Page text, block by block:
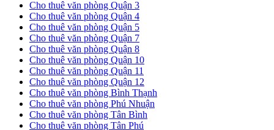
Cho thuê văn phòng Quận 3
Cho thuê văn phòng Quận 4
Cho thuê văn phòng Quận 5
Cho thuê văn phòng Quận 7
Cho thuê văn phòng Quận 8
Cho thuê văn phòng Quận 10
Cho thuê văn phòng Quận 11
Cho thuê văn phòng Quận 12
Cho thuê văn phòng Bình Thạnh
Cho thuê văn phòng Phú Nhuận
Cho thuê văn phòng Tân Bình
Cho thuê văn phòng Tân Phú